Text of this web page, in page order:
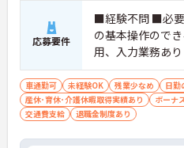
応募要件
■経験不問 ■必要
の基本操作ので
用、入力業務あり
車通勤可 未経験OK 残業少なめ 日勤
産休･育休･介護休暇取得実績あり
ボーナ
交通費支給
退職金制度あり